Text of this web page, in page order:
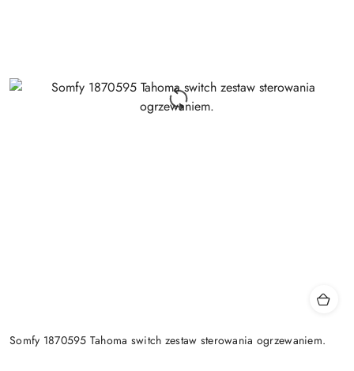
Somfy 1870595 Tahoma switch zestaw sterowania ogrzewaniem.